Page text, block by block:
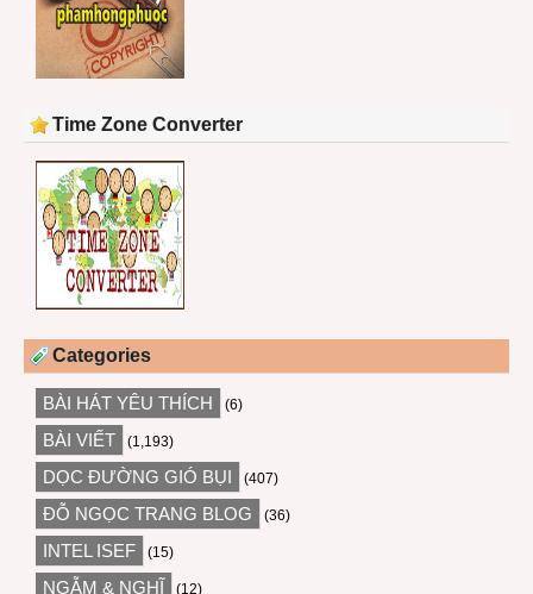
Time Zone Converter
Categories
BÀI HÁT YÊU THÍCH (6)
BÀI VIẾT (1,193)
DỌC ĐƯỜNG GIÓ BỤI (407)
ĐỖ NGỌC TRANG BLOG (36)
INTEL ISEF (15)
NGẪM & NGHĨ (12)